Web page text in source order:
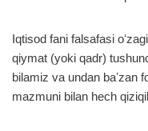
Iqtisod fani falsafasi
qiymat (yoki qadr)
bilamiz va undan baʼzan
mazmuni bilan hech